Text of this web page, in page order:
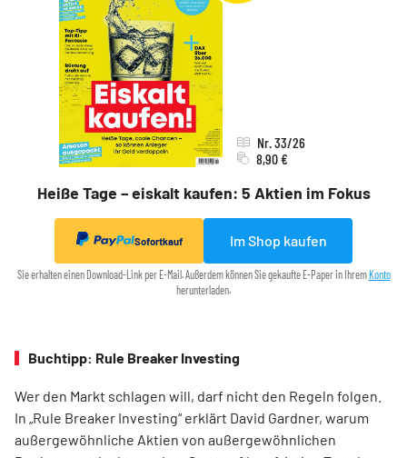
Heiße Tage – eiskalt kaufen: 5 Aktien im Fokus
Nr. 33/26
8,90 €
Sofortkauf Im Shop kaufen
Sie erhalten einen Download-Link per E-Mail. Außerdem können Sie gekaufte E-Paper in Ihrem Konto
herunterladen.
Buchtipp: Rule Breaker Investing
Wer den Markt schlagen will, darf nicht den Regeln folgen.
In „Rule Breaker Investing“ erklärt David Gardner, warum
außergewöhnliche Aktien von außer­gewöhnlichen